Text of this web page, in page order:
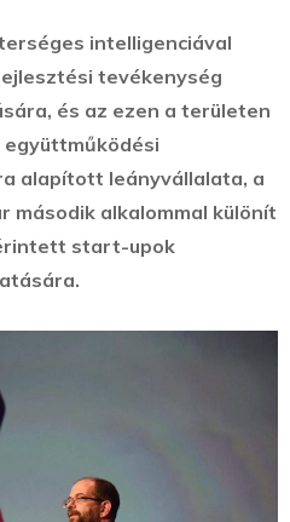
intelligenciával
tevékenység
és az ezen a területen
alapított leányvállalata, a
második alkalommal különít
start-upok